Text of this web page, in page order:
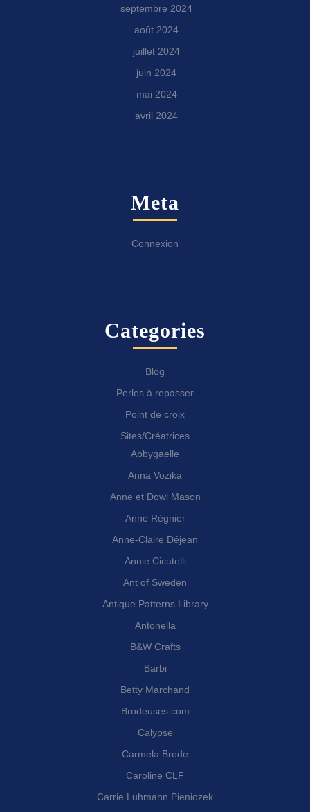
septembre 2024
août 2024
juillet 2024
juin 2024
mai 2024
avril 2024
Meta
Connexion
Categories
Blog
Perles à repasser
Point de croix
Sites/Créatrices
Abbygaelle
Anna Vozika
Anne et Dowl Mason
Anne Régnier
Anne-Claire Déjean
Annie Cicatelli
Ant of Sweden
Antique Patterns Library
Antonella
B&W Crafts
Barbi
Betty Marchand
Brodeuses.com
Calypse
Carmela Brode
Caroline CLF
Carrie Luhmann Pieniozek